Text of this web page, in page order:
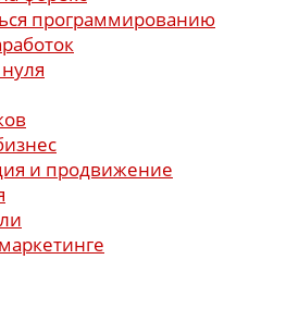
программированию
и продвижение